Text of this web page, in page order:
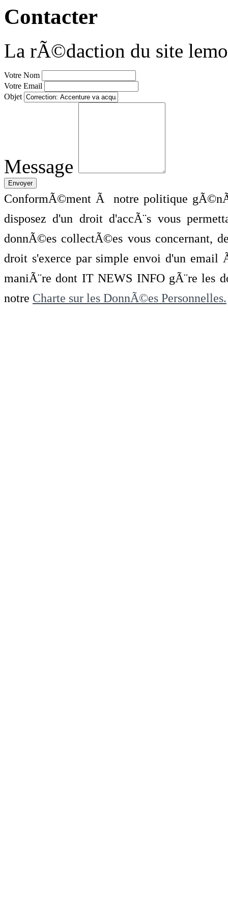
Contacter
La rÃ©daction du site
Votre Nom
Votre Email
Objet
Message
ConformÃ©ment Ã notre politique
disposez d'un droit d'accÃ¨s vous
donnÃ©es collectÃ©es vous concernant,
droit s'exerce par simple envoi d'un
maniÃ¨re dont IT NEWS INFO gÃ¨re les
notre Charte sur les DonnÃ©es Personnelles.